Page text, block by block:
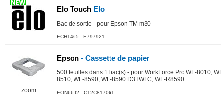
Elo Touch Elo
Bac de sortie - pour Epson TM m30
ECH1465 E797921
zoom
Epson - Cassette de papier
500 feuilles dans 1 bac(s) - pour WorkForce Pro WF-8010,
8510, WF-8590, WF-8590 D3TWFC, WF-R8590
EON6602 C12C817061